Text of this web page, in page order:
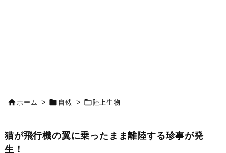
ホーム >  自然 >  陸上生物
猫が飛行機の翼に乗ったまま離陸する珍事が発
生！